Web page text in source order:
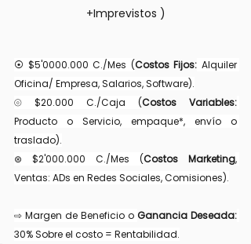
+Imprevistos )
⦿ $5'0000.000 C./Mes (Costos Fijos: Alquiler
Oficina/ Empresa, Salarios, Software).
⦾ $20.000 C./Caja (Costos Variables:
Producto o Servicio, empaque*, envío o
traslado).
⊛ $2'000.000 C./Mes (Costos Marketing,
Ventas: ADs en Redes Sociales, Comisiones).
⇨ Margen de Beneficio o Ganancia Deseada:
30% Sobre el costo = Rentabilidad.